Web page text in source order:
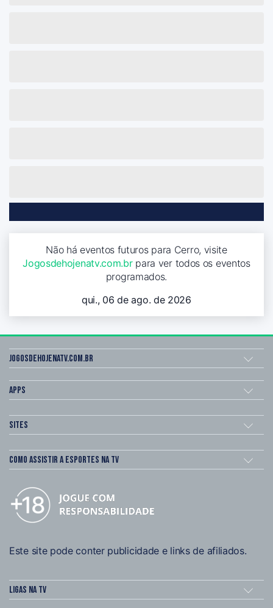
Não há eventos futuros para Cerro, visite
Jogosdehojenatv.com.brpara ver todos os eventos
programados.
qui., 06 de ago. de 2026
Jogosdehojenatv.com.br
Apps
Sites
Como assistir a esportes na TV
Este site pode conter publicidade e links de afiliados.
Ligas na TV